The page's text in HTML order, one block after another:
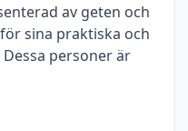
av geten och
sina praktiska och
personer är